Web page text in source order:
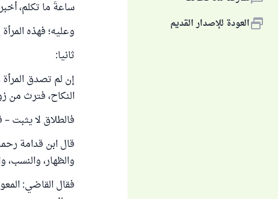
العودة للإصدار القديم
ساعةَ ما تكلم،
وعليه؛ فهذه
ثانيا:
إن لم تصدق
النكاح، فترث من
فالطلاق لا يثبت
قال ابن قدامة
والظهار، والنسب،
فقال القاضي: